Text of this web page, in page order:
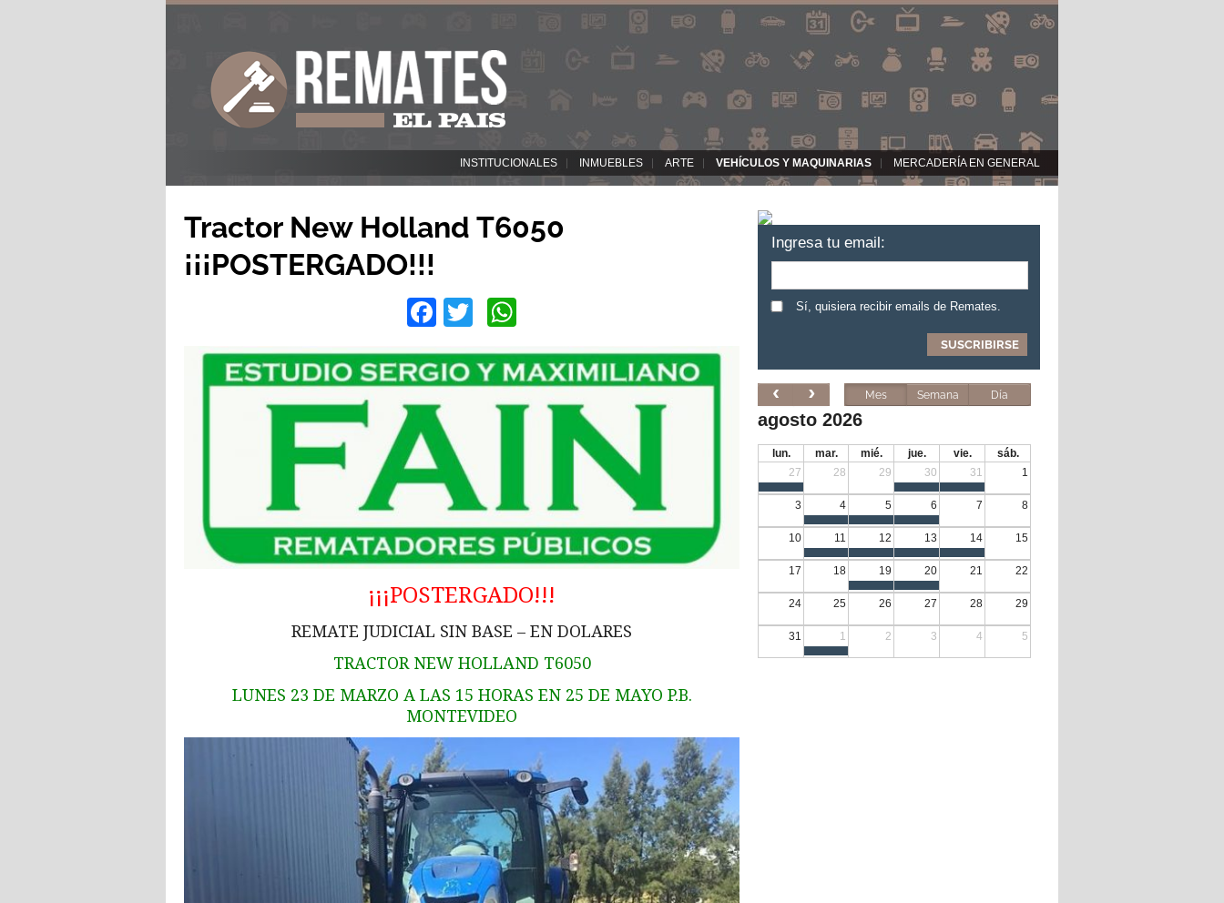
INSTITUCIONALES INMUEBLES ARTE VEHÍCULOS Y MAQUINARIAS MERCADERÍA EN GENERAL
Tractor New Holland T6050
¡¡¡POSTERGADO!!!
Facebook
Twitter
¡¡¡POSTERGADO!!!
REMATE JUDICIAL SIN BASE – EN DOLARES
TRACTOR NEW HOLLAND T6050
LUNES 23 DE MARZO A LAS 15 HORAS EN 25 DE MAYO P.B.
MONTEVIDEO
Ingresa tu email:
Sí, quisiera recibir emails de Remates.
Mes Semana Día
agosto 2026
lun. mar. mié. jue. vie.
sáb.
27
28 29 30 31 1
3 4 5 6 7 8
10 11 12 13 14 15
17 18 19 20 21 22
24 25 26 27 28 29
31 1 2 3 4 5